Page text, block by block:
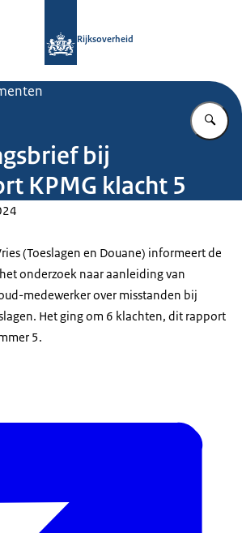
Rijksoverheid
bij
KPMG klacht 5
(Toeslagen en Douane) informeert de
onderzoek naar aanleiding van
medewerker over misstanden bij
Het ging om 6 klachten, dit rapport
5.